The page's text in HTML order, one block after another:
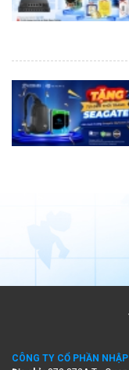
Địa chỉ : 872-872A Tạ